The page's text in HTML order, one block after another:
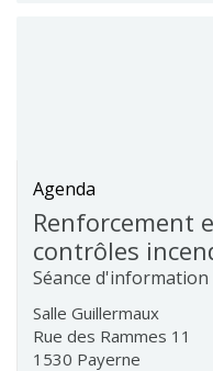
Agenda
Renforcement
contrôles
Séance d'information
Salle Guillermaux
Rue des Rammes 11
1530 Payerne